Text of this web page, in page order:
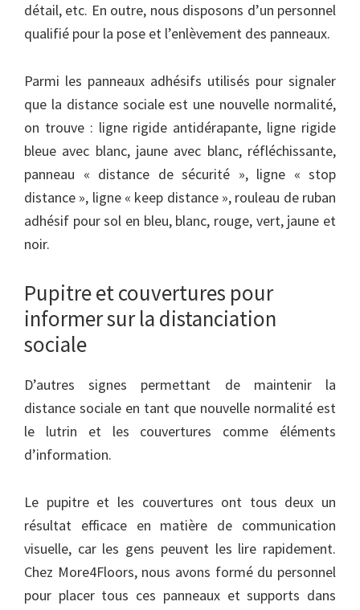
détail, etc. En outre, nous disposons d’un personnel
qualifié pour la pose et l’enlèvement des panneaux.
Parmi les panneaux adhésifs utilisés pour signaler
que la distance sociale est une nouvelle normalité,
on trouve : ligne rigide antidérapante, ligne rigide
bleue avec blanc, jaune avec blanc, réfléchissante,
panneau « distance de sécurité », ligne « stop
distance », ligne « keep distance », rouleau de ruban
adhésif pour sol en bleu, blanc, rouge, vert, jaune et
noir.
Pupitre et couvertures pour
informer sur la distanciation
sociale
D’autres signes permettant de maintenir la
distance sociale en tant que nouvelle normalité est
le lutrin et les couvertures comme éléments
d’information.
Le pupitre et les couvertures ont tous deux un
résultat efficace en matière de communication
visuelle, car les gens peuvent les lire rapidement.
Chez More4Floors, nous avons formé du personnel
pour placer tous ces panneaux et supports dans